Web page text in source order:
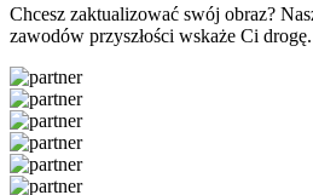
Chcesz zaktualizować swój obraz?
zawodów przyszłości wskaże Ci drogę.